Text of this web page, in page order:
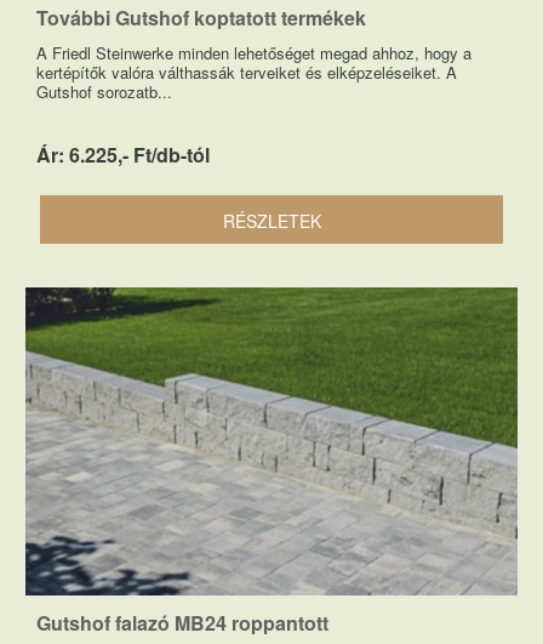
További Gutshof koptatott termékek
A Friedl Steinwerke minden lehetőséget megad ahhoz, hogy a
kertépítők valóra válthassák terveiket és elképzeléseiket. A
Gutshof sorozatb...
Ár: 6.225,- Ft/db-tól
RÉSZLETEK
Gutshof falazó MB24 roppantott